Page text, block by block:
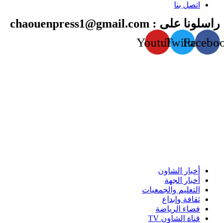
اتصل بنا
راسلونا على : chaouenpress1@gmail.com
Twitter
Youtube
أخبار الشاون
أخبار الجهة
التعليم والجمعيات
ثقافة وإبداع
فضاء الرياضة
قناة الشاون TV